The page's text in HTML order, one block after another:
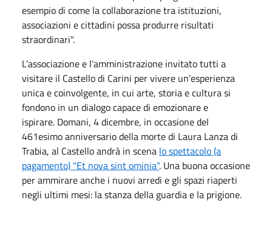
esempio di come la collaborazione tra istituzioni,
associazioni e cittadini possa produrre risultati
straordinari".
L’associazione e l'amministrazione invitato tutti a
visitare il Castello di Carini per vivere un’esperienza
unica e coinvolgente, in cui arte, storia e cultura si
fondono in un dialogo capace di emozionare e
ispirare. Domani, 4 dicembre, in occasione del
461esimo anniversario della morte di Laura Lanza di
Trabia, al Castello andrà in scena lo spettacolo (a
pagamento) "Et nova sint ominia". Una buona occasione
per ammirare anche i nuovi arredi e gli spazi riaperti
negli ultimi mesi: la stanza della guardia e la prigione.